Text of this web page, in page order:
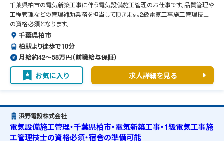
千葉県柏市の電気新築工事に伴う電気設備施工管理のお仕事です。品質管理や
工程管理などの管理補助業務を担当して頂きます。2級電気工事施工管理技士
の資格必須となります。
千葉県柏市
柏駅より徒歩で10分
月給約42〜58万円（前職給与保証）
お気に入り 求人詳細を見る
浜野電設株式会社
電気設備施工管理・千葉県柏市・電気新築工事・1級電気工事施
工管理技士の資格必須・宿舎の準備可能